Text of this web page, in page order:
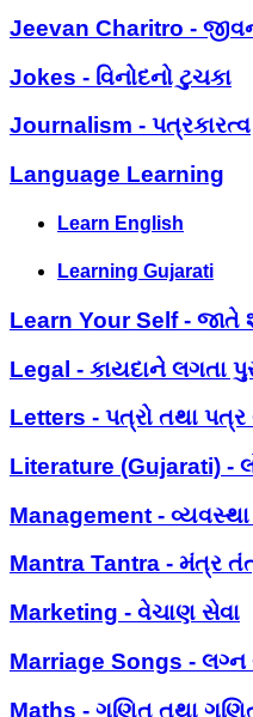
Jeevan Charitro -
Jokes - વિનોદનો ટુચકા
Journalism - પત્રકારત્વ
Language Learning
Learn English
Learning Gujarati
Learn Your Self - જાતે
Legal - કાયદાને લગતા
Letters - પત્રો તથા પત્ર
Literature (Gujarati) -
Management -
Mantra Tantra - મંત્ર
Marketing - વેચાણ સેવા
Marriage Songs - લગ્ન
Maths - ગણિત તથા